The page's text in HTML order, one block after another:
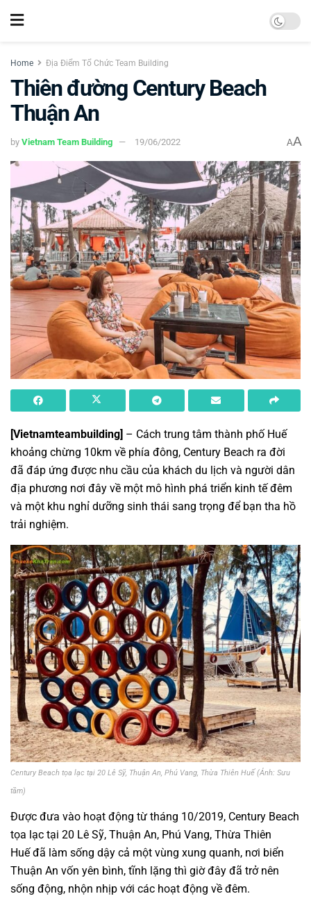
Home Địa Điểm Tổ Chức Team Building
Thiên đường Century Beach
Thuận An
by Vietnam Team Building 19/06/2022 AA
[Vietnamteambuilding] – Cách trung tâm thành phố Huế
khoảng chừng 10km về phía đông, Century Beach ra đời
đã đáp ứng được nhu cầu của khách du lịch và người dân
địa phương nơi đây về một mô hình phá triển kinh tế đêm
và một khu nghỉ dưỡng sinh thái sang trọng để bạn tha hồ
trải nghiệm.
Century Beach tọa lạc tại 20 Lê Sỹ, Thuận An, Phú Vang, Thừa Thiên Huế (Ảnh: Sưu
tầm)
Được đưa vào hoạt động từ tháng 10/2019, Century Beach
tọa lạc tại 20 Lê Sỹ, Thuận An, Phú Vang, Thừa Thiên
Huế đã làm sống dậy cả một vùng xung quanh, nơi biển
Thuận An vốn yên bình, tĩnh lặng thì giờ đây đã trở nên
sống động, nhộn nhịp với các hoạt động về đêm.